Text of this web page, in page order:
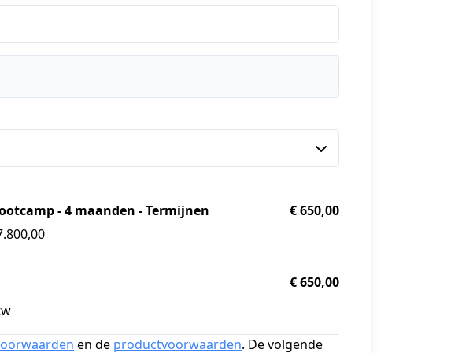
- 4 maanden - Termijnen
€ 650,00
€ 650,00
en de productvoorwaarden. De volgende